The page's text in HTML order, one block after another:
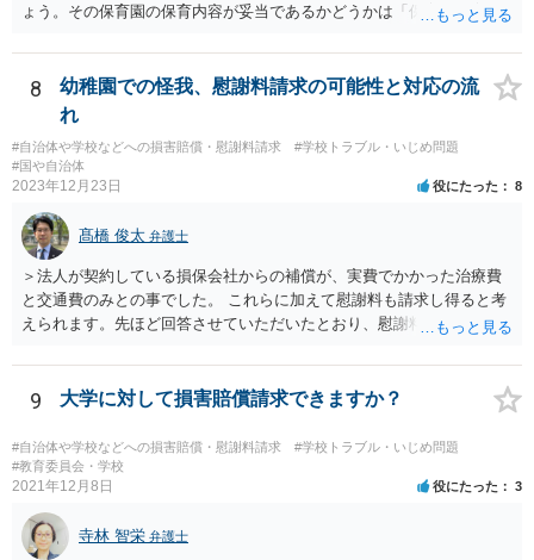
ょう。その保育園の保育内容が妥当であるかどうかは「保育所保育指
だけで問題が解決できずにこじれた時には、苦情を文書にして保育園
に提出しましょう。園は保護者の苦情に耳を傾けなくてはならないと
法律で義務付けられています（児童福祉施設最低基準第十四条の
三）。さらに苦情解決のための第三者委員を施設ごとにおくことも指
導されています。 保育園との相談や交渉で解決できない時には、区市
町村の担当課に苦情を上げることになります。また、都道府県には
はもちろんのこと、認可外の保育施設でも補助金を受けている施設
は、市や区、都道府県などの責任の範囲内にありますから、役所も相
談に応じなくてはなりません。
8
幼稚園での怪我、慰謝料請求の可能性と対応の流
れ
#自治体や学校などへの損害賠償・慰謝料請求
#学校トラブル・いじめ問題
#国や自治体
2023年12月23日 役にたった 8
髙橋 俊太 弁護士
＞法人が契約している損保会社からの補償が、実費でかかった治療費
と交通費のみとの事でした。 これらに加えて慰謝料も請求し得ると考
えられます。先ほど回答させていただいたとおり、慰謝料の額につい
9 大学に対して損害賠償請求できますか？
#自治体や学校などへの損害賠償・慰謝料請求
#学校トラブル・いじめ問題
#教育委員会・学校
2021年12月8日 役にたった 3
寺林 智栄 弁護士